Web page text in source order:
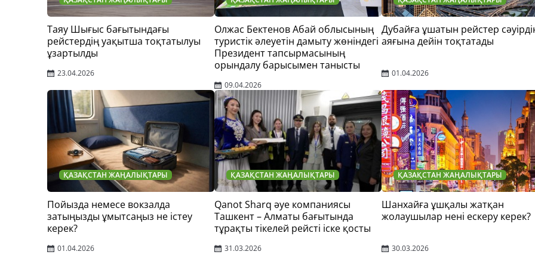
Таяу Шығыс бағытындағы
рейстердің уақытша тоқтатылуы
ұзартылды
23.04.2026
Олжас Бектенов Абай облысының
туристік әлеуетін дамыту жөніндегі
Президент тапсырмасының
орындалу барысымен танысты
09.04.2026
Дубайға ұшатын рейстер
аяғына дейін тоқтатады
01.04.2026
ҚАЗАҚСТАН ЖАҢАЛЫҚТАРЫ
Пойызда немесе вокзалда
затыңызды ұмытсаңыз не істеу
керек?
01.04.2026
ҚАЗАҚСТАН ЖАҢАЛЫҚТАРЫ
Qanot Sharq әуе компаниясы
Ташкент – Алматы бағытында
тұрақты тікелей рейсті іске қосты
31.03.2026
ҚАЗАҚСТАН ЖАҢАЛЫҚТАРЫ
Шанхайға ұшқалы жатқан
жолаушылар нені ескеру керек?
30.03.2026